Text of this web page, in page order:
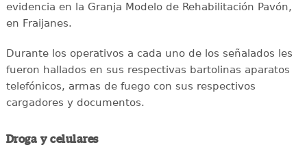
evidencia en la Granja Modelo de Rehabilitación Pavón,
en Fraijanes.
Durante los operativos a cada uno de los señalados les
fueron hallados en sus respectivas bartolinas aparatos
telefónicos, armas de fuego con sus respectivos
cargadores y documentos.
Droga y celulares